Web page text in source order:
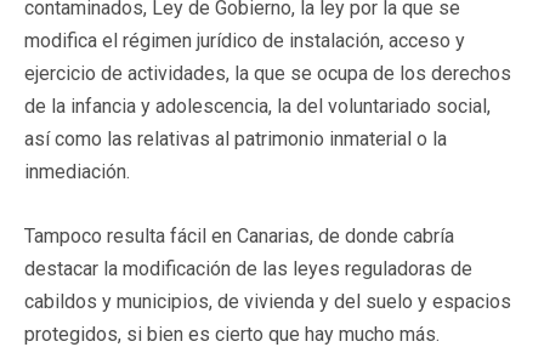
contaminados, Ley de Gobierno, la ley por la que se
modifica el régimen jurídico de instalación, acceso y
ejercicio de actividades, la que se ocupa de los derechos
de la infancia y adolescencia, la del voluntariado social,
así como las relativas al patrimonio inmaterial o la
inmediación.
Tampoco resulta fácil en Canarias, de donde cabría
destacar la modificación de las leyes reguladoras de
cabildos y municipios, de vivienda y del suelo y espacios
protegidos, si bien es cierto que hay mucho más.